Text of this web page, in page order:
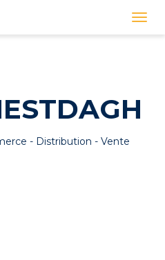
- Distribution - Vente